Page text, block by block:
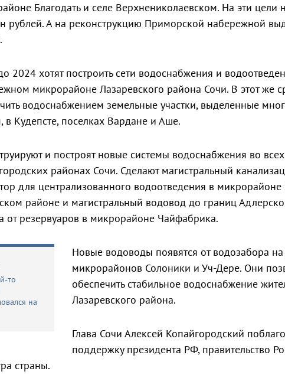
Благодать и селе Верхнениколаевском. На эти цели
рублей. А на реконструкцию Приморской набережной
2024 хотят построить сети водоснабжения и
микрорайоне Лазаревского района Сочи. В этот же
водоснабжением земельные участки, выделенные
в Кудепсте, поселках Вардане и Аше.
и построят новые системы водоснабжения во всех
районах Сочи. Сделают магистральный
для централизованного водоотведения в микрорайоне
районе и магистральный водовод до границ
от резервуаров в микрорайоне Чайфабрика.
то
на
Новые водоводы появятся от водозабора
микрорайонов Солоники и Уч-Дере. Они
обеспечить стабильное водоснабжение
Лазаревского района.
Глава Сочи Алексей Копайгородский
поддержку президента РФ, правительство
страны.